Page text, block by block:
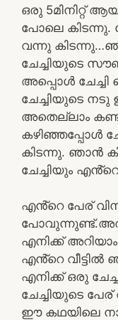
ഒരു 5മിനിറ്റ്
പോലെ കിടന്നു.
വന്നു
ചേച്ചിയുടെ
അപ്പൊൾ ചേച്ചി
ചേച്ചിയുടെ നടു
അതെല്ലാം
കഴിഞ്ഞപ്പോൾ
കിടന്നു. ഞാൻ
ചേച്ചിയും
എൻ്റെ പേര്
എനിക്ക്
എൻ്റെ
എനിക്ക് ഒരു
ചേച്ചിയുടെ പേര്
ഈ കഥയിലെ